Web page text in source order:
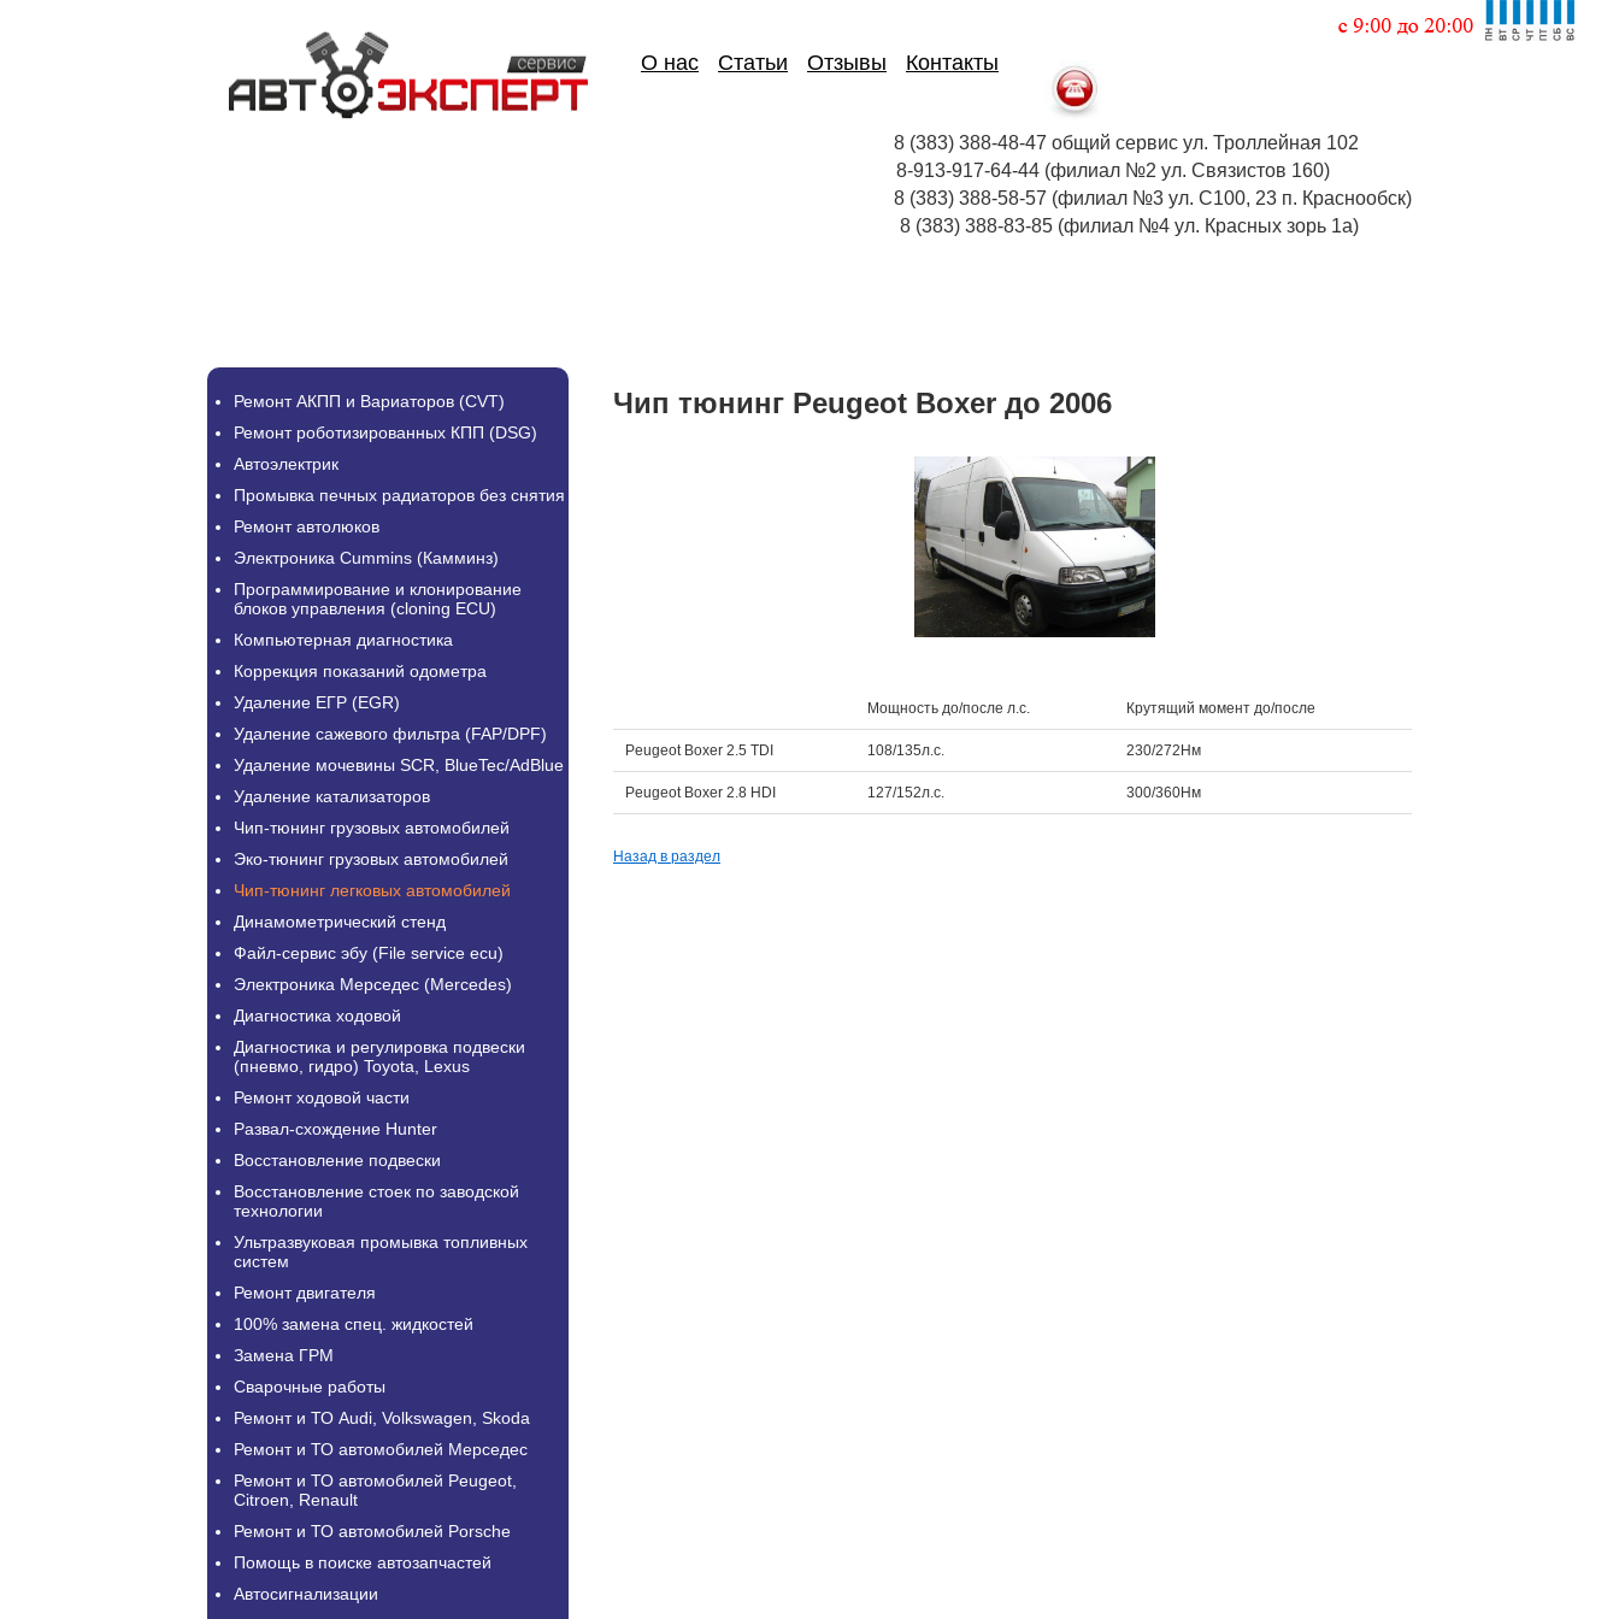
О нас Статьи Отзывы Контакты
8 (383) 388-48-47 общий сервис ул. Троллейная 102
8-913-917-64-44 (филиал №2 ул. Связистов 160)
8 (383) 388-58-57 (филиал №3 ул. С100, 23 п. Краснообск)
8 (383) 388-83-85 (филиал №4 ул. Красных зорь 1а)
Ремонт АКПП и Вариаторов (CVT)
Ремонт роботизированных КПП (DSG)
Автоэлектрик
Промывка печных радиаторов без снятия
Ремонт автолюков
Электроника Cummins (Камминз)
Программирование и клонирование
блоков управления (cloning ECU)
Компьютерная диагностика
Коррекция показаний одометра
Удаление ЕГР (EGR)
Удаление сажевого фильтра (FAP/DPF)
Удаление мочевины SCR, BlueTec/AdBlue
Удаление катализаторов
Чип-тюнинг грузовых автомобилей
Эко-тюнинг грузовых автомобилей
Чип-тюнинг легковых автомобилей
Динамометрический стенд
Файл-сервис эбу (File service ecu)
Электроника Мерседес (Mercedes)
Диагностика ходовой
Диагностика и регулировка подвески
(пневмо, гидро) Toyota, Lexus
Ремонт ходовой части
Развал-схождение Hunter
Восстановление подвески
Восстановление стоек по заводской
технологии
Ультразвуковая промывка топливных
систем
Ремонт двигателя
100% замена спец. жидкостей
Замена ГРМ
Сварочные работы
Ремонт и ТО Audi, Volkswagen, Skoda
Ремонт и ТО автомобилей Мерседес
Ремонт и ТО автомобилей Peugeot,
Citroen, Renault
Ремонт и ТО автомобилей Porsche
Помощь в поиске автозапчастей
Автосигнализации
Чип тюнинг Peugeot Boxer до 2006
Мощность до/после л.с. Крутящий момент до/после
Peugeot Boxer 2.5 TDI 108/135л.с. 230/272Нм
Peugeot Boxer 2.8 HDI 127/152л.с. 300/360Нм
Назад в раздел